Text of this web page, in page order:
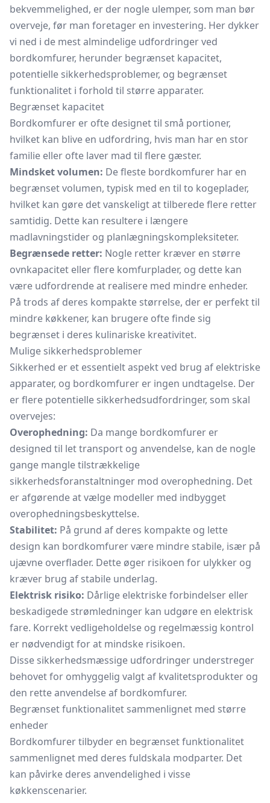
bekvemmelighed, er der nogle ulemper, som man bør
overveje, før man foretager en investering. Her dykker
vi ned i de mest almindelige udfordringer ved
bordkomfurer, herunder begrænset kapacitet,
potentielle sikkerhedsproblemer, og begrænset
funktionalitet i forhold til større apparater.
Begrænset kapacitet
Bordkomfurer er ofte designet til små portioner,
hvilket kan blive en udfordring, hvis man har en stor
familie eller ofte laver mad til flere gæster.
Mindsket volumen: De fleste bordkomfurer har en
begrænset volumen, typisk med en til to kogeplader,
hvilket kan gøre det vanskeligt at tilberede flere retter
samtidig. Dette kan resultere i længere
madlavningstider og planlægningskompleksiteter.
Begrænsede retter: Nogle retter kræver en større
ovnkapacitet eller flere komfurplader, og dette kan
være udfordrende at realisere med mindre enheder.
På trods af deres kompakte størrelse, der er perfekt til
mindre køkkener, kan brugere ofte finde sig
begrænset i deres kulinariske kreativitet.
Mulige sikkerhedsproblemer
Sikkerhed er et essentielt aspekt ved brug af elektriske
apparater, og bordkomfurer er ingen undtagelse. Der
er flere potentielle sikkerhedsudfordringer, som skal
overvejes:
Overophedning: Da mange bordkomfurer er
designed til let transport og anvendelse, kan de nogle
gange mangle tilstrækkelige
sikkerhedsforanstaltninger mod overophedning. Det
er afgørende at vælge modeller med indbygget
overophedningsbeskyttelse.
Stabilitet: På grund af deres kompakte og lette
design kan bordkomfurer være mindre stabile, især på
ujævne overflader. Dette øger risikoen for ulykker og
kræver brug af stabile underlag.
Elektrisk risiko: Dårlige elektriske forbindelser eller
beskadigede strømledninger kan udgøre en elektrisk
fare. Korrekt vedligeholdelse og regelmæssig kontrol
er nødvendigt for at mindske risikoen.
Disse sikkerhedsmæssige udfordringer understreger
behovet for omhyggelig valgt af kvalitetsprodukter og
den rette anvendelse af bordkomfurer.
Begrænset funktionalitet sammenlignet med større
enheder
Bordkomfurer tilbyder en begrænset funktionalitet
sammenlignet med deres fuldskala modparter. Det
kan påvirke deres anvendelighed i visse
køkkenscenarier.